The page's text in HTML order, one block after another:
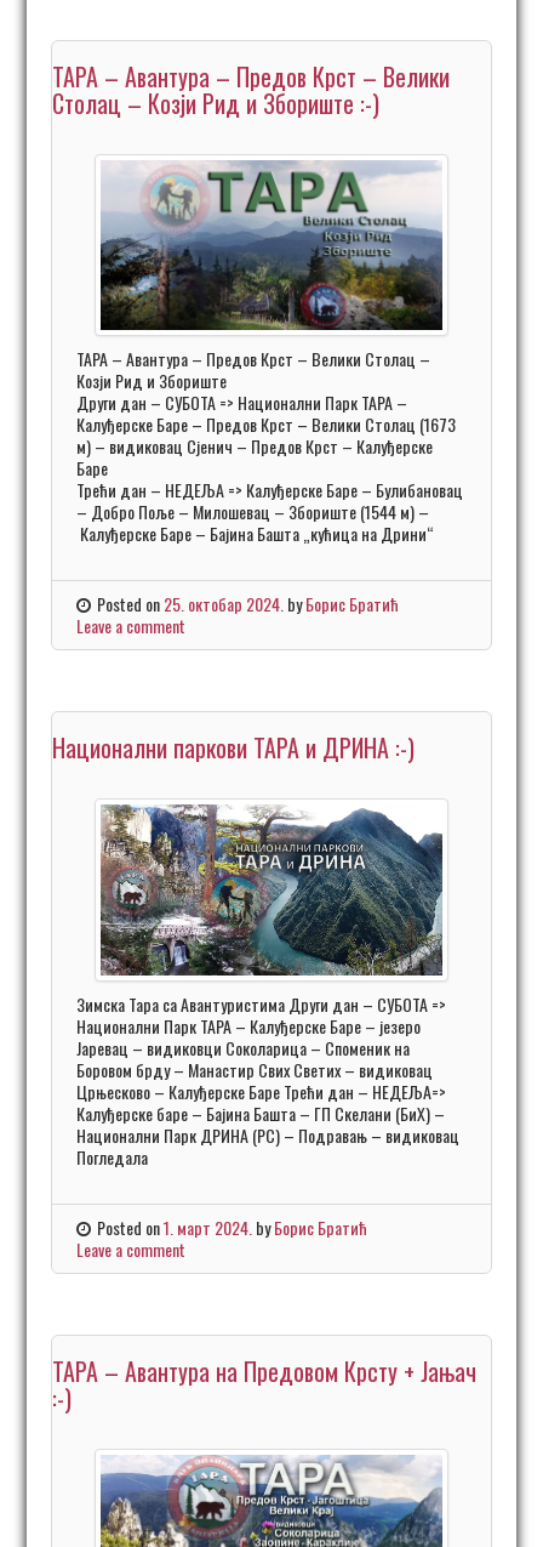
ТАРА – Авантура – Предов Крст – Велики
Столац – Козји Рид и Збориште :-)
ТАРА – Авантура – Предов Крст – Велики Столац –
Козји Рид и Збориште
Други дан – СУБОТА => Национални Парк ТАРА –
Калуђерске Баре – Предов Крст – Велики Столац (1673
м) – видиковац Сјенич – Предов Крст – Калуђерске
Баре
Трећи дан – НЕДЕЉА => Калуђерске Баре – Булибановац
– Добро Поље – Милошевац – Збориште (1544 м) –
Калуђерске Баре – Бајина Башта „кућица на Дрини“
Posted on25. октобар 2024.byБорис Братић
Leave a comment
Национални паркови ТАРА и ДРИНА :-)
Зимска Тара са Авантуристима Други дан – СУБОТА =>
Национални Парк ТАРА – Калуђерске Баре – језеро
Јаревац – видиковци Соколарица – Споменик на
Боровом брду – Манастир Свих Светих – видиковац
Црњесково – Калуђерске Баре Трећи дан – НЕДЕЉА=>
Калуђерске баре – Бајина Башта – ГП Скелани (БиХ) –
Национални Парк ДРИНА (РС) – Подравањ – видиковац
Погледала
Posted on1. март 2024. byБорис Братић
Leave a comment
ТАРА – Авантура на Предовом Крсту + Јањач
:-)